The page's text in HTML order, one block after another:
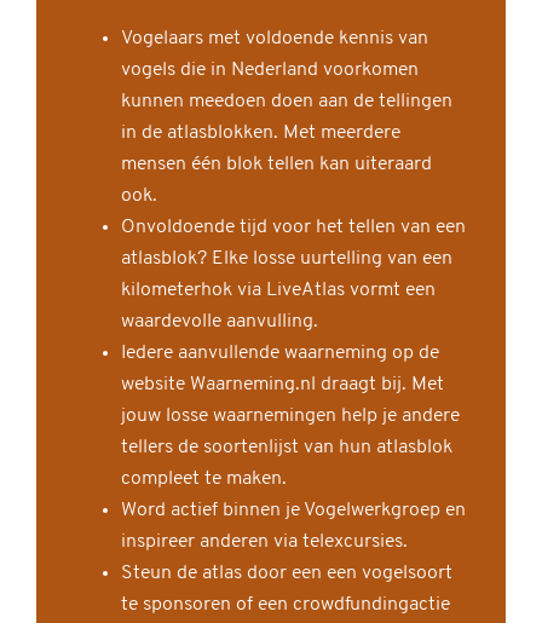
Vogelaars met voldoende kennis van
vogels die in Nederland voorkomen
kunnen meedoen doen aan de tellingen
in de atlasblokken. Met meerdere
mensen één blok tellen kan uiteraard
ook.
Onvoldoende tijd voor het tellen van een
atlasblok? Elke losse uurtelling van een
kilometerhok via LiveAtlas vormt een
waardevolle aanvulling.
Iedere aanvullende waarneming op de
website Waarneming.nl draagt bij. Met
jouw losse waarnemingen help je andere
tellers de soortenlijst van hun atlasblok
compleet te maken.
Word actief binnen je Vogelwerkgroep en
inspireer anderen via telexcursies.
Steun de atlas door een een vogelsoort
te sponsoren of een crowdfundingactie